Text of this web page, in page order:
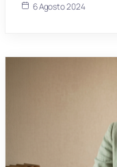
6 Agosto 2024